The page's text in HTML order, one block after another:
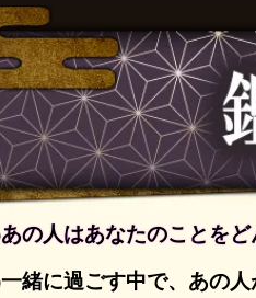
あの人はあなたのことを
一緒に過ごす中で、あの